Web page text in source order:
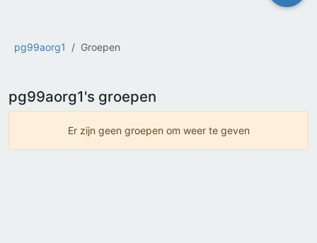
pg99aorg1 Groepen
pg99aorg1's groepen
Er zijn geen groepen om weer te geven